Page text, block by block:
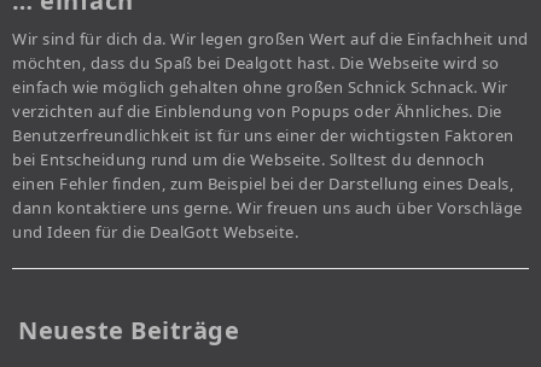
Wir sind für dich da. Wir legen großen Wert auf die Einfachheit und
möchten, dass du Spaß bei Dealgott hast. Die Webseite wird so
einfach wie möglich gehalten ohne großen Schnick Schnack. Wir
verzichten auf die Einblendung von Popups oder Ähnliches. Die
Benutzerfreundlichkeit ist für uns einer der wichtigsten Faktoren
bei Entscheidung rund um die Webseite. Solltest du dennoch
einen Fehler finden, zum Beispiel bei der Darstellung eines Deals,
dann kontaktiere uns gerne. Wir freuen uns auch über Vorschläge
und Ideen für die DealGott Webseite.
Neueste Beiträge